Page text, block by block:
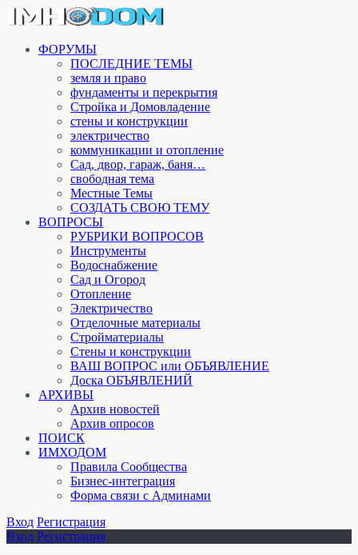
ФОРУМЫ
ПОСЛЕДНИЕ ТЕМЫ
земля и право
фундаменты и перекрытия
Стройка и Домовладение
стены и конструкции
электричество
коммуникации и отопление
Cад, двор, гараж, баня…
свободная тема
Местные Темы
СОЗДАТЬ СВОЮ ТЕМУ
ВОПРОСЫ
РУБРИКИ ВОПРОСОВ
Инструменты
Водоснабжение
Сад и Огород
Отопление
Электричество
Отделочные материалы
Стройматериалы
Стены и конструкции
ВАШ ВОПРОС или ОБЪЯВЛЕНИЕ
Доска ОБЪЯВЛЕНИЙ
АРХИВЫ
Архив новостей
Архив опросов
ПОИСК
ИМХОДОМ
Правила Сообщества
Бизнес-интеграция
Форма связи с Админами
Вход Регистрация
Вход Регистрация